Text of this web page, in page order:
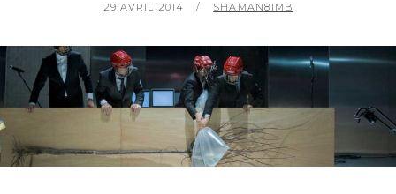
P
T
E
D
O
N
29 AVRIL 2014
B
SHAMAN81MB